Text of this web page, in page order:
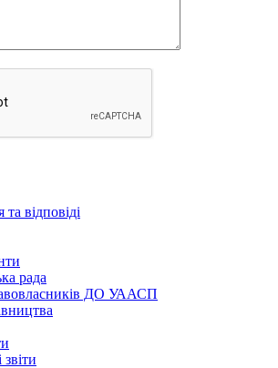
відповіді
рада
ДО УААСП